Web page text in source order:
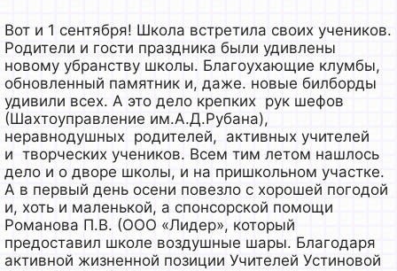
Вот и 1 сентября! Школа встретила своих учеников.
Родители и гости праздника были удивлены
новому убранству школы. Благоухающие клумбы,
обновленный памятник и, даже. новые билборды
удивили всех. А это дело крепких рук шефов
(Шахтоуправление им.А.Д.Рубана),
неравнодушных родителей, активных учителей
и творческих учеников. Всем тим летом нашлось
дело и о дворе школы, и на пришкольном участке.
А в первый день осени повезло с хорошей погодой
и, хоть и маленькой, а спонсорской помощи
Романова П.В. (ООО «Лидер», который
предоставил школе воздушные шары. Благодаря
активной жизненной позиции Учителей Устиновой